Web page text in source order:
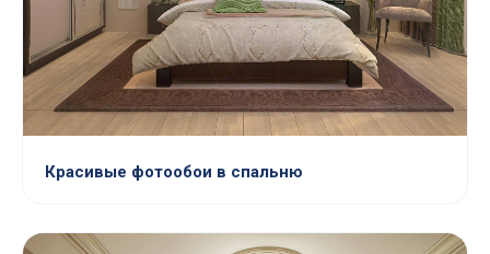
Красивые фотообои в спальню